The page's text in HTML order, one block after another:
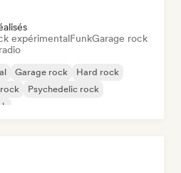
expérimentalFunkGarage rock
Garage rock
Hard rock
Psychedelic rock